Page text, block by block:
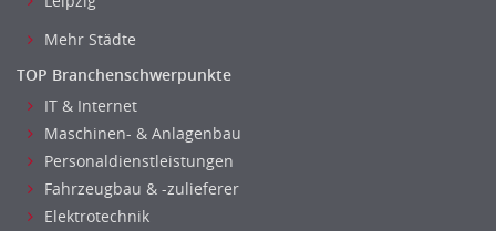
Metallhandwerk
Nahrungsmittelherstellung, -verarbeitung
Raumgestaltung
Reiseverkehr, Touristik
Sicherheitsdienste, Schutzdienste
Automatisierungstechnik
Mehr Städte
TOP Branchenschwerpunkte
IT & Internet
Maschinen- & Anlagenbau
Personaldienstleistungen
Fahrzeugbau & -zulieferer
Elektrotechnik